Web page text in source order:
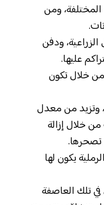
ومن
ودفن
عليها.
من خلال تكون
وتزيد من معدل
خلال إزالة
تصحرها.
يكون لها
تلك العاصفة